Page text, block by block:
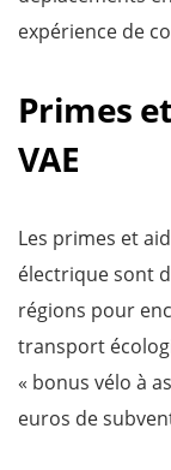
expérience de
Primes
VAE
Les primes et
électrique sont
régions pour
transport
« bonus vélo à
euros de